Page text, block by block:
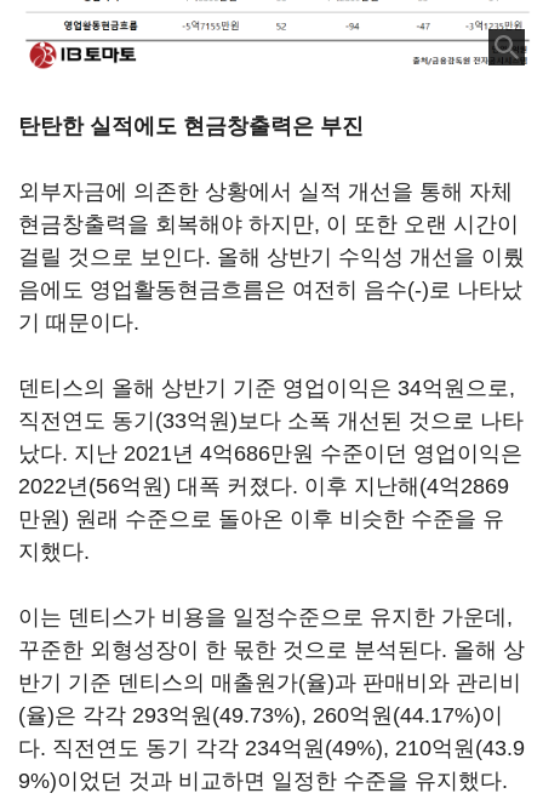
탄탄한 실적에도 현금창출력은 부진
외부자금에 의존한 상황에서 실적 개선을 통해 자체
현금창출력을 회복해야 하지만, 이 또한 오랜 시간이
걸릴 것으로 보인다. 올해 상반기 수익성 개선을 이뤘
음에도 영업활동현금흐름은 여전히 음수(-)로 나타났
기 때문이다.
덴티스의 올해 상반기 기준 영업이익은 34억원으로,
직전연도 동기(33억원)보다 소폭 개선된 것으로 나타
났다. 지난 2021년 4억686만원 수준이던 영업이익은
2022년(56억원) 대폭 커졌다. 이후 지난해(4억2869
만원) 원래 수준으로 돌아온 이후 비슷한 수준을 유
지했다.
이는 덴티스가 비용을 일정수준으로 유지한 가운데,
꾸준한 외형성장이 한 몫한 것으로 분석된다. 올해 상
반기 기준 덴티스의 매출원가(율)과 판매비와 관리비
(율)은 각각 293억원(49.73%), 260억원(44.17%)이
다. 직전연도 동기 각각 234억원(49%), 210억원(43.9
9%)이었던 것과 비교하면 일정한 수준을 유지했다.